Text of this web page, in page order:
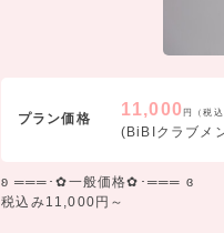
プラン価格 11,000 円（税込
(BiBIクラブメ
ʚ ═══･✿一般価格✿･═══ ɞ
税込み11,000円～